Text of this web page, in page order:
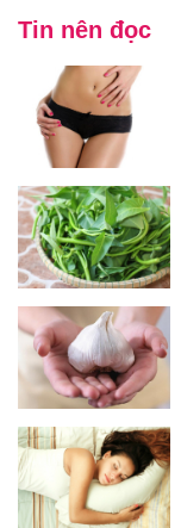
Tin nên đọc